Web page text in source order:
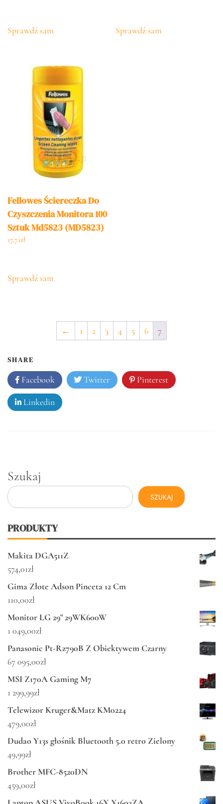
Sprawdź sam
2020
Sprawdź sam
Fellowes Ściereczka Do
Czyszczenia Monitora 100
Sztuk Md5823 (MD5823)
17,71zł
Sprawdź sam
← 1 2 3 4 5 6 7
SHARE
Facebook Twitter Pinterest
Linkedin
Szukaj
SZUKAJ
PRODUKTY
Makita DGA511Z
574,01zł
Gima Złote Adson Pinceta 12 Cm
110,00zł
Monitor LG 29" 29WK600W
1 049,00zł
Panasonic Pt-Rz790B Z Obiektywem Czarny
67 095,00zł
MSI Z170A Gaming M7
1 299,99zł
Telewizor Kruger&Matz KM0224
479,00zł
Dudao Y13s głośnik Bluetooth 5.0 retro Zielony
49,99zł
Brother MFC-8520DN
459,00zł